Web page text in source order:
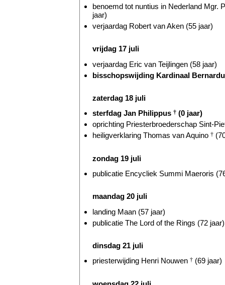
benoemd tot nuntius in Nederland Mgr.
jaar)
verjaardag Robert van Aken (55 jaar)
vrijdag 17 juli
verjaardag Eric van Teijlingen (58 jaar)
bisschopswijding Kardinaal
zaterdag 18 juli
sterfdag Jan Philippus † (0 jaar)
oprichting Priesterbroederschap Sint-
heiligverklaring Thomas van Aquino †
zondag 19 juli
publicatie Encycliek Summi Maeroris
maandag 20 juli
landing Maan (57 jaar)
publicatie The Lord of the Rings (72 jaar)
dinsdag 21 juli
priesterwijding Henri Nouwen † (69 jaar)